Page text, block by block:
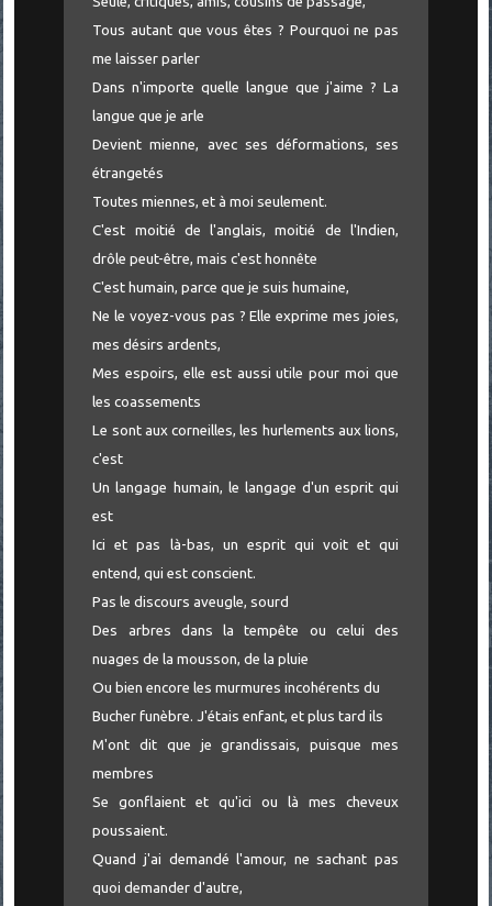
Tous autant que vous êtes ? Pourquoi ne pas
me laisser parler
Dans n'importe quelle langue que j'aime ? La
langue que je arle
Devient mienne, avec ses déformations, ses
étrangetés
Toutes miennes, et à moi seulement.
C'est moitié de l'anglais, moitié de l'Indien,
drôle peut-être, mais c'est honnête
C'est humain, parce que je suis humaine,
Ne le voyez-vous pas ? Elle exprime mes joies,
mes désirs ardents,
Mes espoirs, elle est aussi utile pour moi que
les coassements
Le sont aux corneilles, les hurlements aux lions,
c'est
Un langage humain, le langage d'un esprit qui
est
Ici et pas là-bas, un esprit qui voit et qui
entend, qui est conscient.
Pas le discours aveugle, sourd
Des arbres dans la tempête ou celui des
nuages de la mousson, de la pluie
Ou bien encore les murmures incohérents du
Bucher funèbre. J'étais enfant, et plus tard ils
M'ont dit que je grandissais, puisque mes
membres
Se gonflaient et qu'ici ou là mes cheveux
poussaient.
Quand j'ai demandé l'amour, ne sachant pas
quoi demander d'autre,